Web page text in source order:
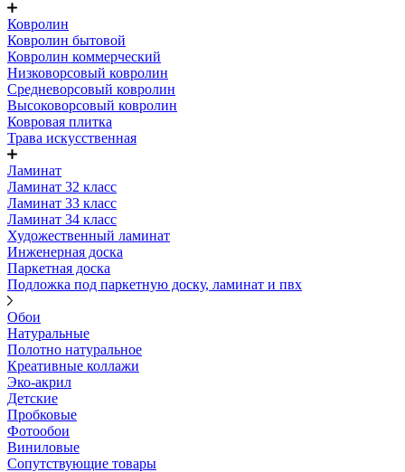
Ковролин
Ковролин бытовой
Ковролин коммерческий
Низковорсовый ковролин
Средневорсовый ковролин
Высоковорсовый ковролин
Ковровая плитка
Трава искусственная
Ламинат
Ламинат 32 класс
Ламинат 33 класс
Ламинат 34 класс
Художественный ламинат
Инженерная доска
Паркетная доска
Подложка под паркетную доску, ламинат и пвх
Обои
Натуральные
Полотно натуральное
Креативные коллажи
Эко-акрил
Детские
Пробковые
Фотообои
Виниловые
Сопутствующие товары